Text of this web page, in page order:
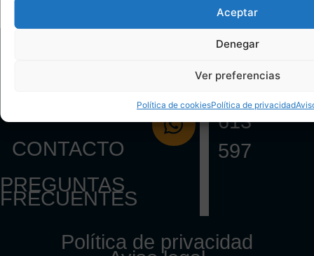
Aceptar
Denegar
Ver preferencias
Política de cookiesPolítica de privacidad
CONTACTO
PREGUNTAS
FRECUENTES
CLIENTES
613
597
Política de privacidad